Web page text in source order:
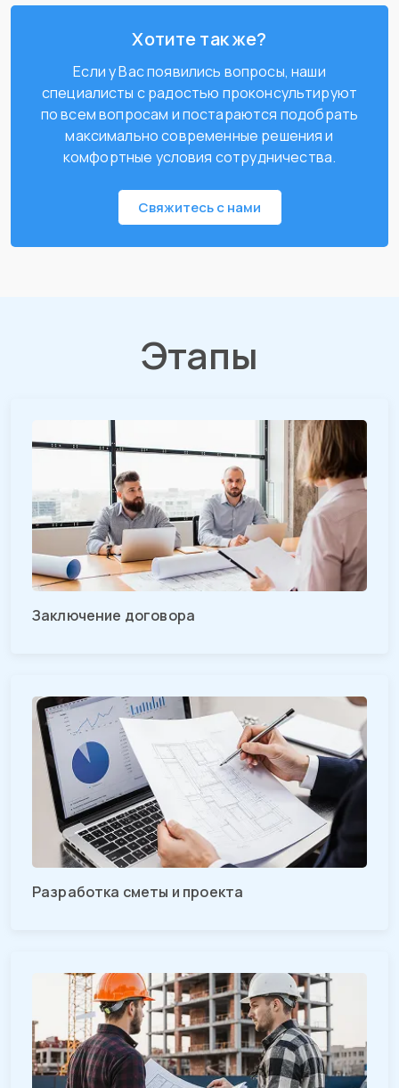
Хотите так же?
Если у Вас появились вопросы, наши
специалисты с радостью проконсультируют
по всем вопросам и постараются подобрать
максимально современные решения и
комфортные условия сотрудничества.
Свяжитесь с нами
Этапы
Заключение договора
Разработка сметы и проекта